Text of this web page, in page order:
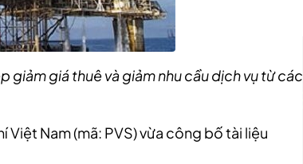
giảm giá thuê và giảm nhu cầu dịch vụ từ các
Việt Nam (mã: PVS) vừa công bố tài liệu